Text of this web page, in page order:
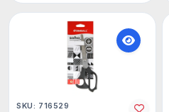
SKU: 716529